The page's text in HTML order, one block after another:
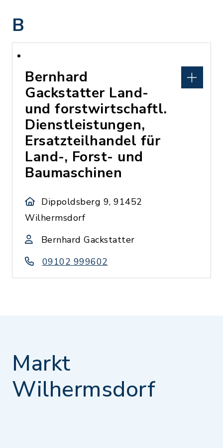
B
Bernhard
Gackstatter Land-
und forstwirtschaftl.
Dienstleistungen,
Ersatzteilhandel für
Land-, Forst- und
Baumaschinen
Dippoldsberg 9, 91452
Wilhermsdorf
Bernhard Gackstatter
09102 999602
Markt
Wilhermsdorf